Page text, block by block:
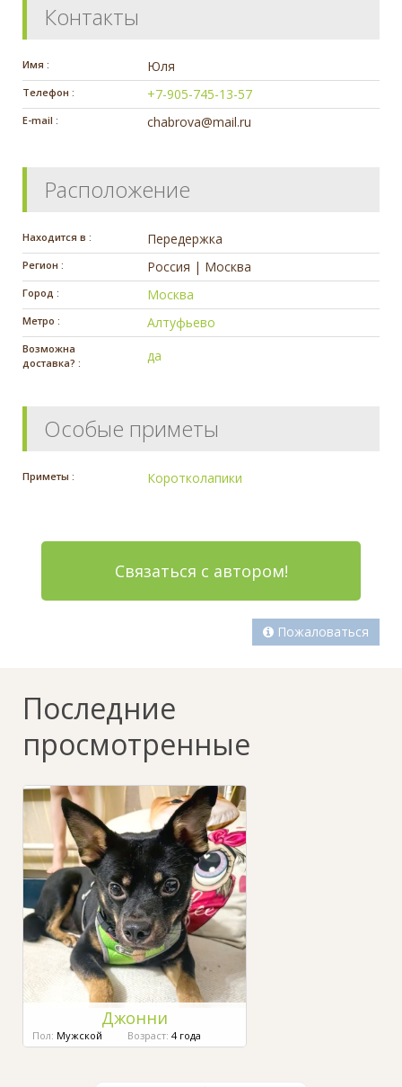
Контакты
Имя : Юля
Телефон : +7-905-745-13-57
E-mail : chabrova@mail.ru
Расположение
Находится в : Передержка
Регион : Россия | Москва
Город : Москва
Метро : Алтуфьево
Возможна
доставка? :
да
Особые приметы
Приметы : Коротколапики
Связаться с автором!
Пожаловаться
Последние
просмотренные
Джонни
Пол: Мужской Возраст: 4 года